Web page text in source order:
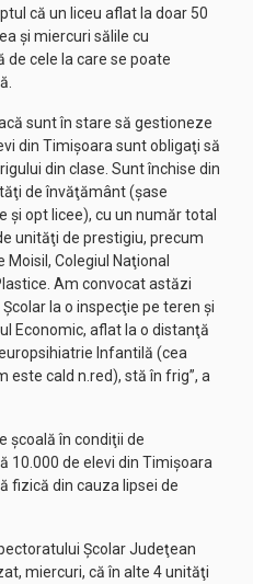
că un liceu aflat la doar 50
şi miercuri sălile cu
cele la care se poate
sunt în stare să gestioneze
din Timişoara sunt obligaţi să
din clase. Sunt închise din
de învăţământ (şase
şi opt licee), cu un număr total
unităţi de prestigiu, precum
Moisil, Colegiul Naţional
Am convocat astăzi
la o inspecţie pe teren şi
Economic, aflat la o distanţă
Infantilă (cea
este cald n.red), stă în frig”, a
şcoală în condiţii de
10.000 de elevi din Timişoara
fizică din cauza lipsei de
Şcolar Judeţean
miercuri, că în alte 4 unităţi